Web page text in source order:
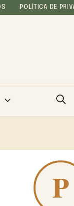
POLÍTICA DE